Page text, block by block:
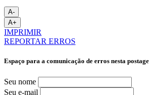
A-
A+
IMPRIMIR
REPORTAR ERROS
Espaço para a comunicação de erros nesta
Seu nome
Seu e-mail